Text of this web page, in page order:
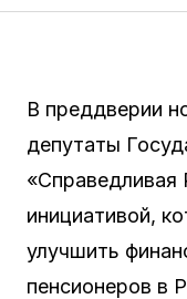
В преддверии
депутаты
«Справедливая
инициативой,
улучшить
пенсионеров в